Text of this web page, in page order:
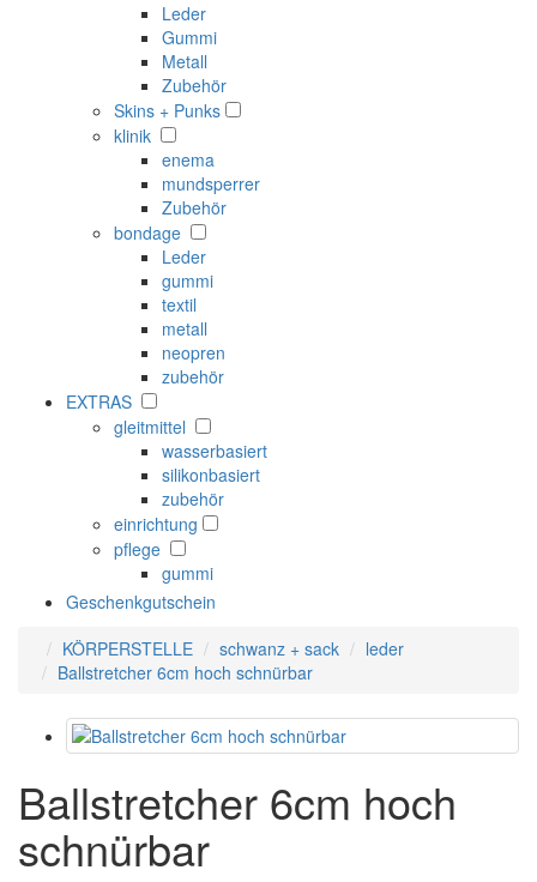
Leder
Gummi
Metall
Zubehör
Skins + Punks
klinik
enema
mundsperrer
Zubehör
bondage
Leder
gummi
textil
metall
neopren
zubehör
EXTRAS
gleitmittel
wasserbasiert
silikonbasiert
zubehör
einrichtung
pflege
gummi
Geschenkgutschein
KÖRPERSTELLE
schwanz + sack
leder
Ballstretcher 6cm hoch schnürbar
Ballstretcher 6cm hoch
schnürbar